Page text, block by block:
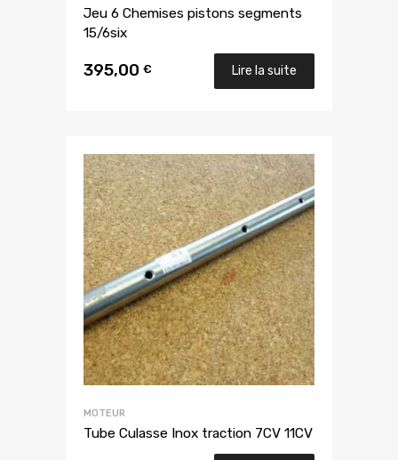
Jeu 6 Chemises pistons segments
15/6six
395,00 € Lire la suite
MOTEUR
Tube Culasse Inox traction 7CV 11CV